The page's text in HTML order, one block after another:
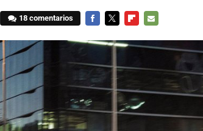
18 comentarios
MAIL